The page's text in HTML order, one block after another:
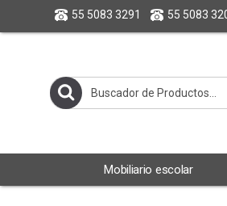
55 5083 3291 55 5083
Mobiliario escolar